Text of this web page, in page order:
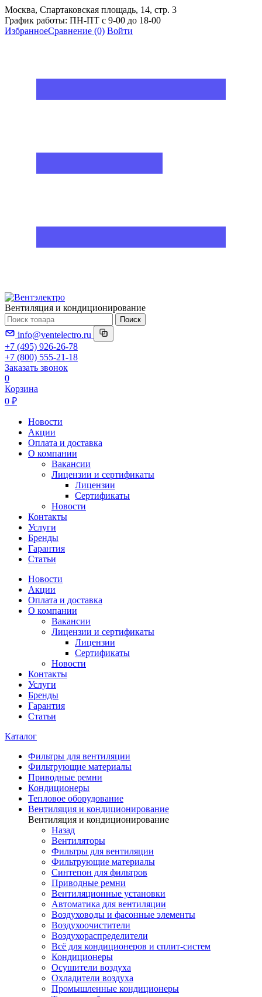
Москва, Спартаковская площадь, 14, стр. 3
График работы: ПН-ПТ с 9-00 до 18-00
ИзбранноеСравнение (0) Войти
Вентиляция и кондиционирование
Поиск
info@ventelectro.ru
+7 (495) 926-26-78
+7 (800) 555-21-18
Заказать звонок
0
Корзина
0 ₽
Новости
Акции
Оплата и доставка
О компании
Вакансии
Лицензии и сертификаты
Лицензии
Сертификаты
Новости
Контакты
Услуги
Бренды
Гарантия
Статьи
Новости
Акции
Оплата и доставка
О компании
Вакансии
Лицензии и сертификаты
Лицензии
Сертификаты
Новости
Контакты
Услуги
Бренды
Гарантия
Статьи
Каталог
Фильтры для вентиляции
Фильтрующие материалы
Приводные ремни
Кондиционеры
Тепловое оборудование
Вентиляция и кондиционирование
Вентиляция и кондиционирование
Назад
Вентиляторы
Фильтры для вентиляции
Фильтрующие материалы
Синтепон для фильтров
Приводные ремни
Вентиляционные установки
Автоматика для вентиляции
Воздуховоды и фасонные элементы
Воздухоочистители
Воздухораспределители
Всё для кондиционеров и сплит-систем
Кондиционеры
Осушители воздуха
Охладители воздуха
Промышленные кондиционеры